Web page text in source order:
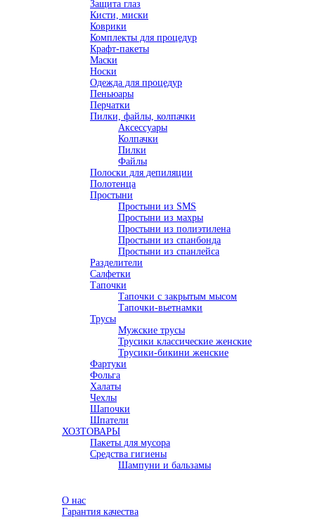
Защита глаз
Кисти, миски
Коврики
Комплекты для процедур
Крафт-пакеты
Маски
Носки
Одежда для процедур
Пеньюары
Перчатки
Пилки, файлы, колпачки
Аксессуары
Колпачки
Пилки
Файлы
Полоски для депиляции
Полотенца
Простыни
Простыни из SMS
Простыни из махры
Простыни из полиэтилена
Простыни из спанбонда
Простыни из спанлейса
Разделители
Салфетки
Тапочки
Тапочки с закрытым мысом
Тапочки-вьетнамки
Трусы
Мужские трусы
Трусики классические женские
Трусики-бикини женские
Фартуки
Фольга
Халаты
Чехлы
Шапочки
Шпатели
ХОЗТОВАРЫ
Пакеты для мусора
Средства гигиены
Шампуни и бальзамы
О нас
Гарантия качества